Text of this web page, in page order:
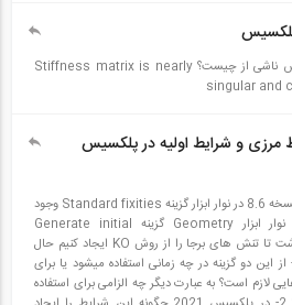
خطای زیر در پلکسیس ناشی از چیست؟ Stiffness matrix is nearly
singular and
مرزی و شرایط اولیه در پلکسیس
با سلام در پلکسیس نسخه 8.6 در نوار ابزار گزینه Standard fixities وجود
داشت همچنین در نوار ابزار Geometry گزینه Generate initial
stresses وجود داشت تا تنش های برجا را از روش KO ایجاد کنیم حال
دو سوال دارم 1- از این دو گزینه در چه زمانی استفاده میشود یا برای
لازم است؟ به عبارت دیگر چه الزامی برای استفاده